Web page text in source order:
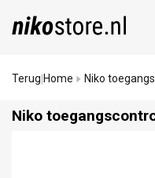
Terug Home Niko
Niko